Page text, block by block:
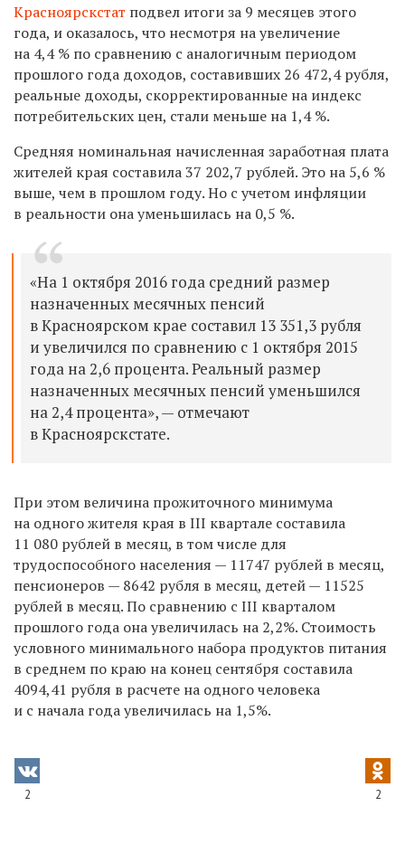
Красноярскстат подвел итоги за 9 месяцев этого
года, и оказалось, что несмотря на увеличение
на 4,4 % по сравнению с аналогичным периодом
прошлого года доходов, составивших 26 472,4 рубля,
реальные доходы, скорректированные на индекс
потребительских цен, стали меньше на 1,4 %.
Средняя номинальная начисленная заработная плата
жителей края составила 37 202,7 рублей. Это на 5,6 %
выше, чем в прошлом году. Но с учетом инфляции
в реальности она уменьшилась на 0,5 %.
«На 1 октября 2016 года средний размер
назначенных месячных пенсий
в Красноярском крае составил 13 351,3 рубля
и увеличился по сравнению с 1 октября 2015
года на 2,6 процента. Реальный размер
назначенных месячных пенсий уменьшился
на 2,4 процента», — отмечают
в Красноярскстате.
При этом величина прожиточного минимума
на одного жителя края в III квартале составила
11 080 рублей в месяц, в том числе для
трудоспособного населения — 11747 рублей в месяц,
пенсионеров — 8642 рубля в месяц, детей — 11525
рублей в месяц. По сравнению с III кварталом
прошлого года она увеличилась на 2,2%. Стоимость
условного минимального набора продуктов питания
в среднем по краю на конец сентября составила
4094,41 рубля в расчете на одного человека
и с начала года увеличилась на 1,5%.
2 2